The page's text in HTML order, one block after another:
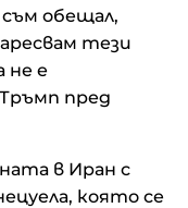
обещал,
тези
не е
пред
в Иран с
която се